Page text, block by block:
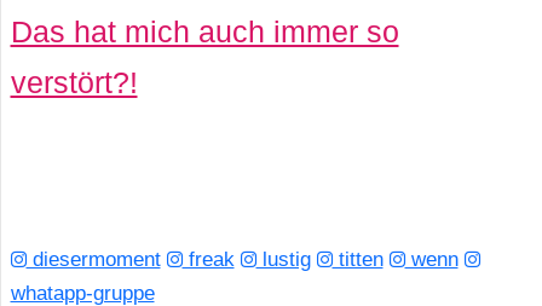
Das hat mich auch immer so
verstört?!
diesermoment freak lustig titten
wenn
whatapp-gruppe